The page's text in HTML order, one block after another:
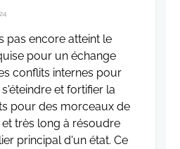
pas encore atteint le
pour un échange
conflits internes pour
et fortifier la
pour des morceaux de
très long à résoudre
principal d'un état. Ce